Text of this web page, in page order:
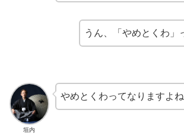
うん、「やめとくわ」
垣内
やめとくわってなりますよね